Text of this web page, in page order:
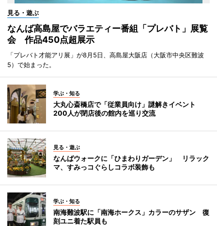
見る・遊ぶ
なんば高島屋でバラエティー番組「プレバト」展覧
会 作品450点超展示
「プレバト才能アリ展」が8月5日、高島屋大阪店（大阪市中央区難波
5）で始まった。
学ぶ・知る
大丸心斎橋店で「従業員向け」謎解きイベント
200人が閉店後の館内を巡り交流
見る・遊ぶ
なんばウォークに「ひまわりガーデン」 リラック
マ、すみっコぐらしコラボ装飾も
学ぶ・知る
南海難波駅に「南海ホークス」カラーのサザン 復
刻ユニ着た駅員も